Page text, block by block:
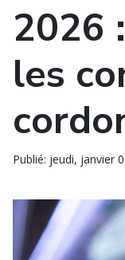
2026
les
Publié: jeudi, janvier